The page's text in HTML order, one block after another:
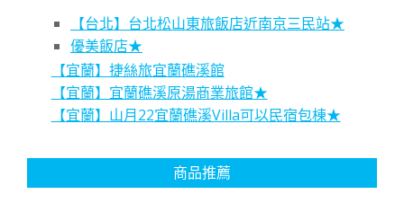
【台北】台北松山東旅飯店近南京三民站★
優美飯店★
【宜蘭】捷絲旅宜蘭礁溪館
【宜蘭】宜蘭礁溪原湯商業旅館★
【宜蘭】山月22宜蘭礁溪Villa可以民宿包棟★
商品推薦